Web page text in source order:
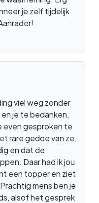
je zelf tijdelijk
viel weg zonder
je te bedanken,
even gesproken te
rare gedoe van ze.
en dat de
Daar had ik jou
een topper en ziet
mens ben je
alsof het gesprek